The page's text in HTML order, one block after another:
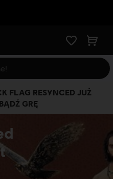
FLAG RESYNCED JUŻ
GRĘ